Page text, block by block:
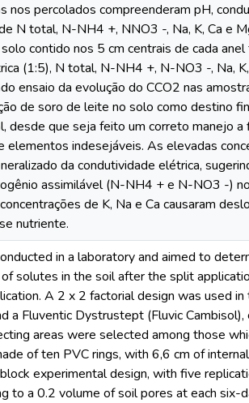
nos percolados compreenderam pH,
N total, N-NH4 +, NNO3 -, Na, K, Ca e
contido nos 5 cm centrais de cada
(1:5), N total, N-NH4 +, N-NO3 -, Na,
ensaio da evolução do CCO2 nas
de soro de leite no solo como destino
desde que seja feito um correto manejo
elementos indesejáveis. As elevadas
da condutividade elétrica,
assimilável (N-NH4 + e N-NO3 -)
de K, Na e Ca causaram
nutriente.
in a laboratory and aimed to
solutes in the soil after the split
A 2 x 2 factorial design was used
a Fluventic Dystrustept (Fluvic
areas were selected among those
of ten PVC rings, with 6,6 cm of
experimental design, with five
to a 0.2 volume of soil pores at each six-